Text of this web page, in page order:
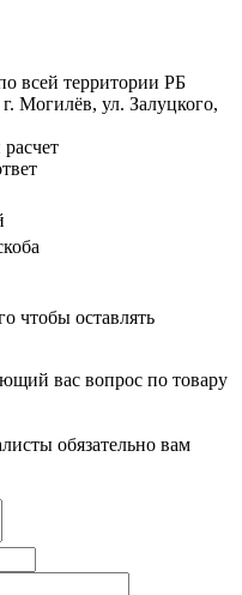
всей территории РБ
Могилёв, ул. Залуцкого,
чтобы оставлять
вас вопрос по товару
обязательно вам